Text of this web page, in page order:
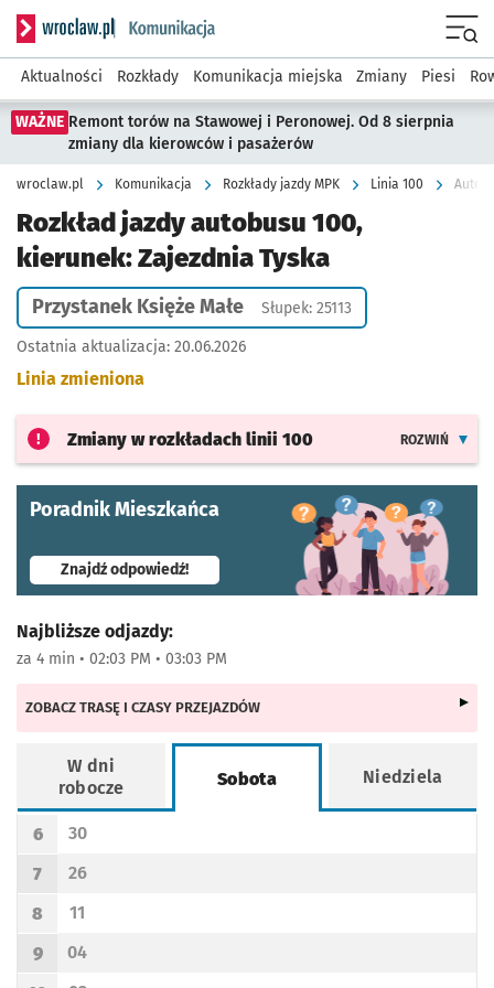
Serwis informacyjny wroclaw.pl podserwis: Komunikacja
Aktualności Rozkłady Komunikacja miejska Zmiany Piesi
WAŻNE Remont torów na Stawowej i Peronowej. Od 8 sierpnia
zmiany dla kierowców i pasażerów
wroclaw.pl Komunikacja Rozkłady jazdy MPK Linia 100
Rozkład jazdy autobusu 100,
kierunek: Zajezdnia Tyska
Przystanek Księże Małe Słupek: 25113
Ostatnia aktualizacja: 20.06.2026
Linia zmieniona
Zmiany w rozkładach linii 100 ROZWIŃ
Poradnik Mieszkańca
Znajdź odpowiedź!- otworzy się w nowej karcie
Najbliższe odjazdy:
za 4 min • 02:03 PM • 03:03 PM
ZOBACZ TRASĘ I CZASY PRZEJAZDÓW
W dni
robocze
Sobota Niedziela
Rozkład jazdy -
Godzina odjazdu
6
Odjazd
30
minut po godzinie 6
Godzina odjazdu
7
Odjazd
26
minut po godzinie 7
Godzina odjazdu
8
Odjazd
11
minut po godzinie 8
Godzina odjazdu
9
Odjazd
04
minut po godzinie 9